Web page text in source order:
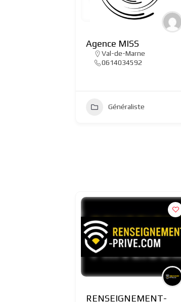
Agence MISS
Val-de-Marne
0614034592
Généraliste
RENSEIGNEMENT-